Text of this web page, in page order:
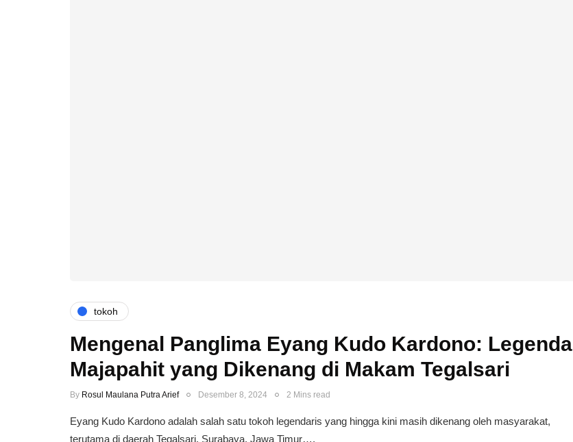
tokoh
Mengenal Panglima Eyang Kudo Kardono: Legenda
Majapahit yang Dikenang di Makam Tegalsari
By Rosul Maulana Putra Arief Desember 8, 2024 2 Mins read
Eyang Kudo Kardono adalah salah satu tokoh legendaris yang hingga kini masih dikenang oleh masyarakat,
terutama di daerah Tegalsari, Surabaya, Jawa Timur….